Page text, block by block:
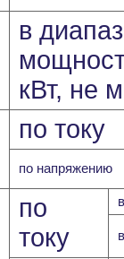
в
кВт, не
по току
по напряжению
по
току